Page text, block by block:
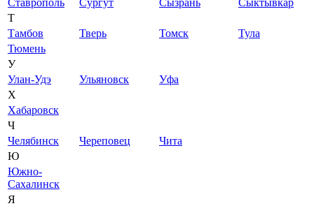
Т
Тамбов
Тверь Томск
Тула
Тюмень
У
Улан-Удэ
Ульяновск
Уфа
Х
Хабаровск
Ч
Челябинск
Череповец
Чита
Ю
Южно-
Сахалинск
Я